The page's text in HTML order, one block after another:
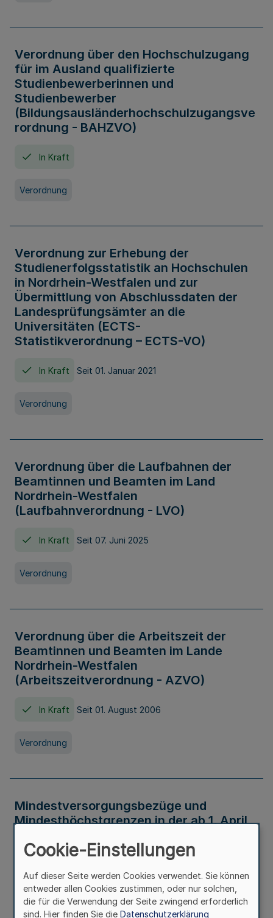
Verordnung über den Hochschulzugang
für im Ausland qualifizierte
Studienbewerberinnen und
Studienbewerber
(Bildungsausländerhochschulzugangsve
rordnung - BAHZVO)
In Kraft
Verordnung
Verordnung zur Erhebung der
Studienerfolgsstatistik an Hochschulen
in Nordrhein-Westfalen und zur
Übermittlung von Abschlussdaten der
Landesprüfungsämter an die
Universitäten (ECTS-
Statistikverordnung – ECTS-VO)
In Kraft Seit 01. Januar 2021
Verordnung
Verordnung über die Laufbahnen der
Beamtinnen und Beamten im Land
Nordrhein-Westfalen
(Laufbahnverordnung - LVO)
In Kraft Seit 07. Juni 2025
Verordnung
Verordnung über die Arbeitszeit der
Beamtinnen und Beamten im Lande
Nordrhein-Westfalen
(Arbeitszeitverordnung - AZVO)
In Kraft Seit 01. August 2006
Verordnung
Mindestversorgungsbezüge und
Mindesthöchstgrenzen in der ab 1. April
Verwaltungsvorschrift
Cookie-Einstellungen
Auf dieser Seite werden Cookies verwendet. Sie können
entweder allen Cookies zustimmen, oder nur solchen,
die für die Verwendung der Seite zwingend erforderlich
sind. Hier finden Sie die Datenschutzerklärung